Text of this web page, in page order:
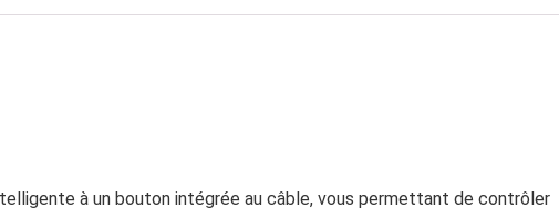
à un bouton intégrée au câble, vous permettant de contrôler